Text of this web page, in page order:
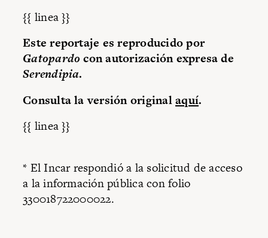
{{ linea }}
Este reportaje es reproducido por
Gatopardo con autorización expresa de
Serendipia.
Consulta la versión originalaquí.
{{ linea }}
* El Incar respondió a la solicitud de acceso
a la información pública con folio
330018722000022.